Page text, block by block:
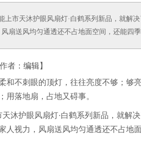
上市天沐护眼风扇灯·白鹤系列新品，就解
扇送风均匀通透还不占地面空间，还能四
者： 编辑】
和不刺眼的顶灯，往往亮度不够；够
用落地扇，占地又碍事。
沐护眼风扇灯·白鹤系列新品，就解
人视力，风扇送风均匀通透还不占地